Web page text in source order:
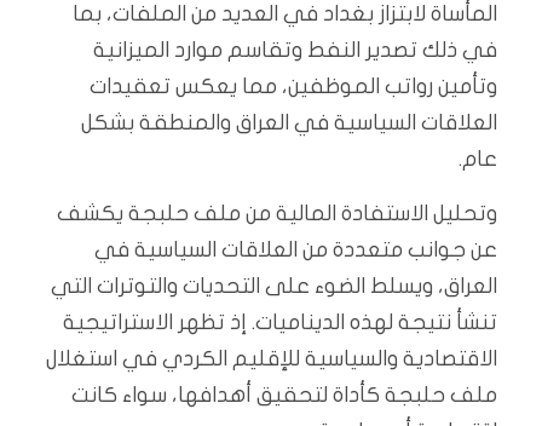
المأساة لابتزاز بغداد في العديد من الملفات، بما
في ذلك تصدير النفط وتقاسم موارد الميزانية
وتأمين رواتب الموظفين، مما يعكس تعقيدات
العلاقات السياسية في العراق والمنطقة بشكل
عام.
وتحليل الاستفادة المالية من ملف حلبجة يكشف
عن جوانب متعددة من العلاقات السياسية في
العراق، ويسلط الضوء على التحديات والتوترات التي
تنشأ نتيجة لهذه الديناميات. إذ تظهر الاستراتيجية
الاقتصادية والسياسية للإقليم الكردي في استغلال
ملف حلبجة كأداة لتحقيق أهدافها، سواء كانت